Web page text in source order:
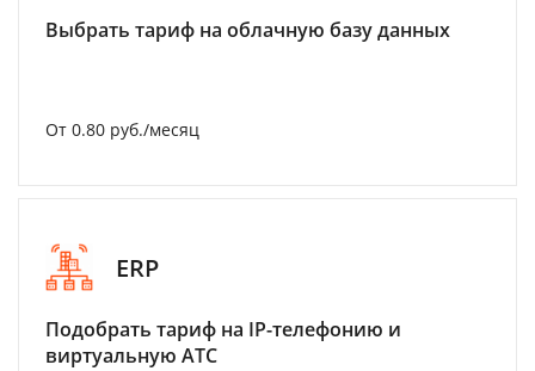
Выбрать тариф на облачную базу данных
От 0.80 руб./месяц
ERP
Подобрать тариф на IP-телефонию и
виртуальную АТС